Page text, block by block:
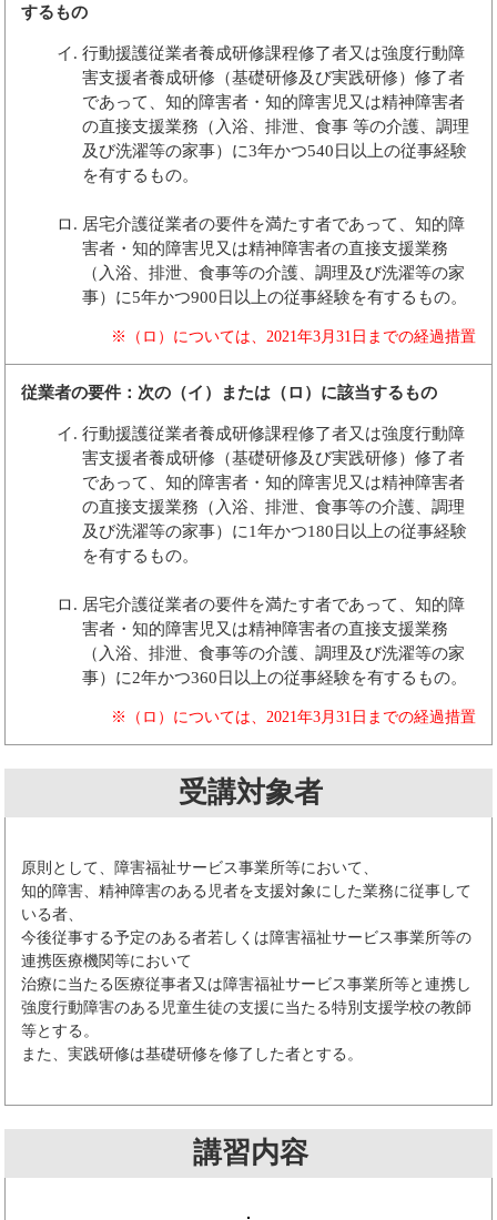
するもの
行動援護従業者養成研修課程修了者又は強度行動障
害支援者養成研修（基礎研修及び実践研修）修了者
であって、知的障害者・知的障害児又は精神障害者
の直接支援業務（入浴、排泄、食事 等の介護、調理
及び洗濯等の家事）に3年かつ540日以上の従事経験
を有するもの。
居宅介護従業者の要件を満たす者であって、知的障
害者・知的障害児又は精神障害者の直接支援業務
（入浴、排泄、食事等の介護、調理及び洗濯等の家
事）に5年かつ900日以上の従事経験を有するもの。
※（ロ）については、2021年3月31日までの経過措置
従業者の要件：次の（イ）または（ロ）に該当するもの
行動援護従業者養成研修課程修了者又は強度行動障
害支援者養成研修（基礎研修及び実践研修）修了者
であって、知的障害者・知的障害児又は精神障害者
の直接支援業務（入浴、排泄、食事等の介護、調理
及び洗濯等の家事）に1年かつ180日以上の従事経験
を有するもの。
居宅介護従業者の要件を満たす者であって、知的障
害者・知的障害児又は精神障害者の直接支援業務
（入浴、排泄、食事等の介護、調理及び洗濯等の家
事）に2年かつ360日以上の従事経験を有するもの。
※（ロ）については、2021年3月31日までの経過措置
受講対象者
原則として、障害福祉サービス事業所等において、
知的障害、精神障害のある児者を支援対象にした業務に従事して
いる者、
今後従事する予定のある者若しくは障害福祉サービス事業所等の
連携医療機関等において
治療に当たる医療従事者又は障害福祉サービス事業所等と連携し
強度行動障害のある児童生徒の支援に当たる特別支援学校の教師
等とする。
また、実践研修は基礎研修を修了した者とする。
講習内容